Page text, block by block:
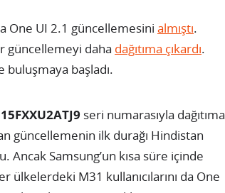
One UI 2.1 güncellemesini almıştı.
güncellemeyi daha dağıtıma çıkardı.
buluşmaya başladı.
seri numarasıyla dağıtıma
güncellemenin ilk durağı Hindistan
Ancak Samsung’un kısa süre içinde
ülkelerdeki M31 kullanıcılarını da One